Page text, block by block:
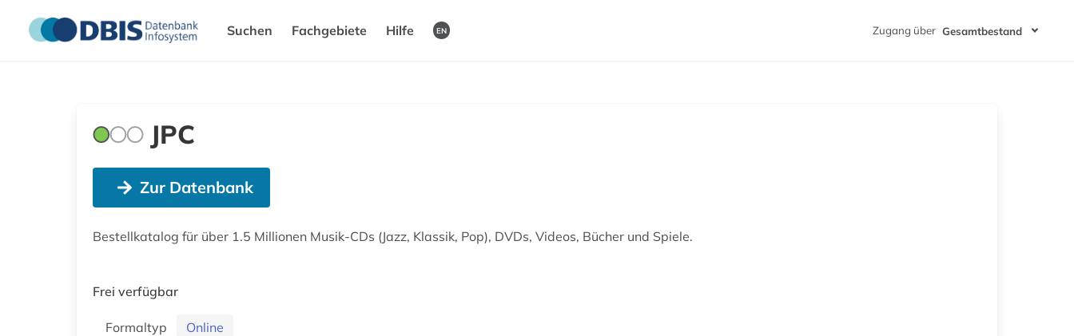
Suchen Fachgebiete Hilfe EN Zugang über Gesamtbestand
JPC
Zur Datenbank
Bestellkatalog für über 1.5 Millionen Musik-CDs (Jazz, Klassik, Pop), DVDs, Videos, Bücher und Spiele.
Frei verfügbar
Formaltyp
Online